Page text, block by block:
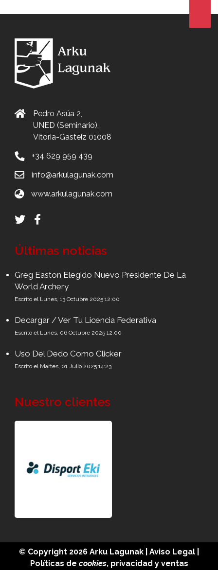
Pedro Asúa 2,
UNED (Seminario),
Vitoria-Gasteiz 01008
+34 629 959 439
info@arkulagunak.com
www.arkulagunak.com
Últimas noticias
Greg Easton Elegido Nuevo Presidente De La
World Archery
Escrito el Lunes, 13 Octubre 2025 12:00
Decargar / Ver Tu Licencia Federativa
Escrito el Lunes, 06 Octubre 2025 12:00
Uso Del Dedo Como Clicker
Escrito el Martes, 01 Julio 2025 14:23
Nuestro clientes
© Copyright 2026 Arku Lagunak Aviso Legal
Políticas de cookies, privacidad y ventas